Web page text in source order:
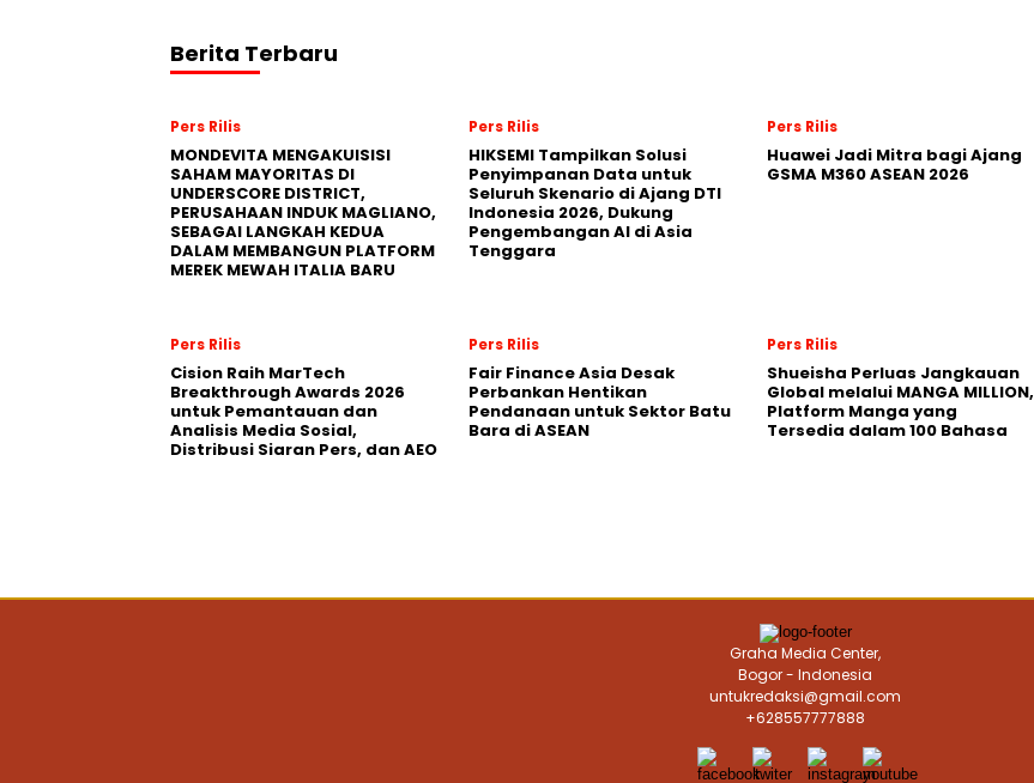
Berita Terbaru
Pers Rilis
MONDEVITA MENGAKUISISI
SAHAM MAYORITAS DI
UNDERSCORE DISTRICT,
PERUSAHAAN INDUK MAGLIANO,
SEBAGAI LANGKAH KEDUA
DALAM MEMBANGUN PLATFORM
MEREK MEWAH ITALIA BARU
Pers Rilis
HIKSEMI Tampilkan Solusi
Penyimpanan Data untuk
Seluruh Skenario di Ajang DTI
Indonesia 2026, Dukung
Pengembangan AI di Asia
Tenggara
Pers Rilis
Huawei Jadi Mitra bagi Ajang
GSMA M360 ASEAN 2026
Pers Rilis
Cision Raih MarTech
Breakthrough Awards 2026
untuk Pemantauan dan
Analisis Media Sosial,
Distribusi Siaran Pers, dan AEO
Pers Rilis
Fair Finance Asia Desak
Perbankan Hentikan
Pendanaan untuk Sektor Batu
Bara di ASEAN
Pers Rilis
Shueisha Perluas Jangkauan
Global melalui MANGA MILLION,
Platform Manga yang
Tersedia dalam 100 Bahasa
Graha Media Center,
Bogor - Indonesia
untukredaksi@gmail.com
+628557777888